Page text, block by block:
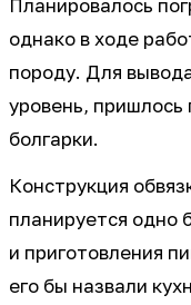
Планировалось
однако в ходе
породу. Для
уровень,
болгарки.
Конструкция
планируется одно
и приготовления
его бы назвали